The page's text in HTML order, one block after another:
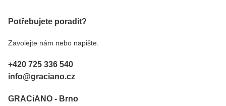
Potřebujete poradit?
Zavolejte nám nebo napište.
+420 725 336 540
info@graciano.cz
GRACiANO - Brno